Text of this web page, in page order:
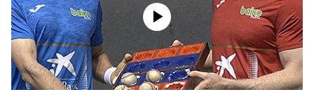
Herri-kirolak
Eskubaloia